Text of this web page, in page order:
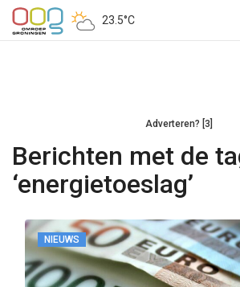
23.5°C
Adverteren? [3]
Berichten met de
‘energietoeslag’
NIEUWS